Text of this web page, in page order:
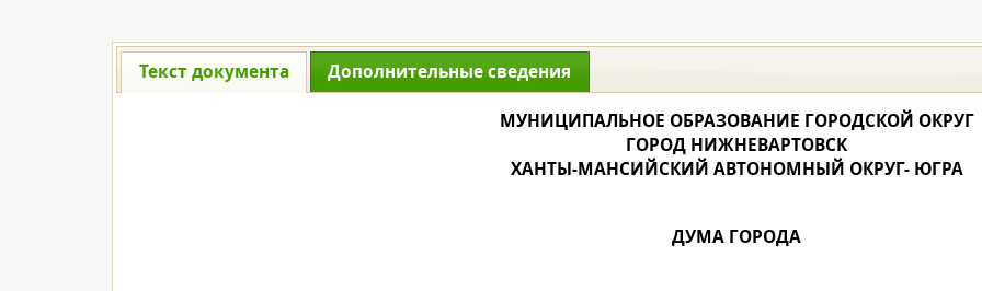
Текст документа Дополнительные сведения
МУНИЦИПАЛЬНОЕ ОБРАЗОВАНИЕ ГОРОДСКОЙ ОКРУГ
ГОРОД НИЖНЕВАРТОВСК
ХАНТЫ-МАНСИЙСКИЙ АВТОНОМНЫЙ ОКРУГ- ЮГРА
ДУМА ГОРОДА